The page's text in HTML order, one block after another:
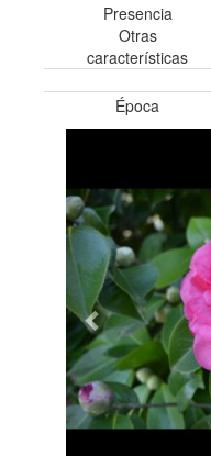
Presencia
Otras
características
Época